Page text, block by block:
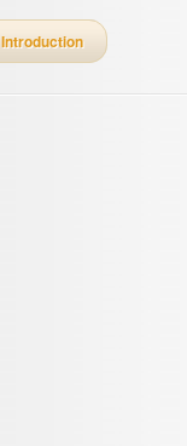
Introduction